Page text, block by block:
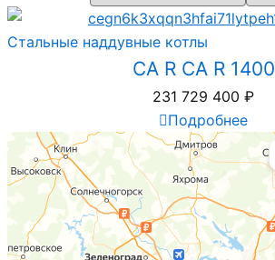
Стальные наддувные котлы
CA R CA R 1400
231 729 400 ₽
Подробнее